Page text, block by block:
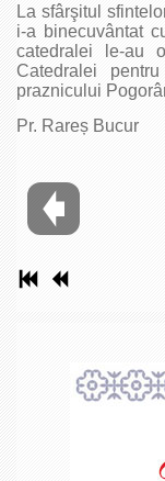
La sfârşitul
i-a binecuvântat
catedralei le-au
Catedralei
praznicului
Pr. Rareș Bucur